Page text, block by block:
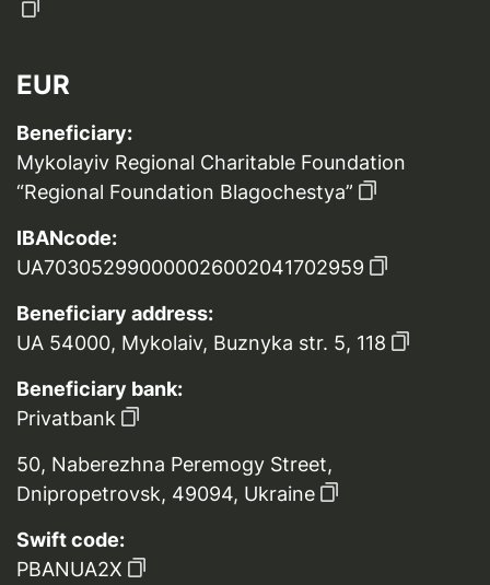
EUR
Beneficiary:
Mykolayiv Regional Charitable Foundation
“Regional Foundation Blagochestya”
IBANcode:
UA703052990000026002041702959
Beneficiary address:
UA 54000, Mykolaiv, Buznyka str. 5, 118
Beneficiary bank:
Privatbank
50, Naberezhna Peremogy Street,
Dnipropetrovsk, 49094, Ukraine
Swift code:
PBANUA2X